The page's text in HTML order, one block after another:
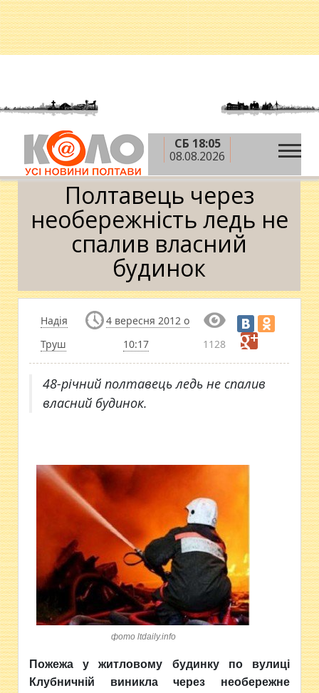
СБ 18:05
08.08.2026
Головна » Новини »
Полтавець через
необережність ледь не спалив власний будинок
Полтавець через
необережність ледь не
спалив власний
будинок
Надія
Труш
4 вересня 2012 о
10:17
1128
48-річний полтавець ледь не спалив
власний будинок.
фото ltdaily.info
Пожежа у житловому будинку по вулиці
Клубничній виникла через необережне